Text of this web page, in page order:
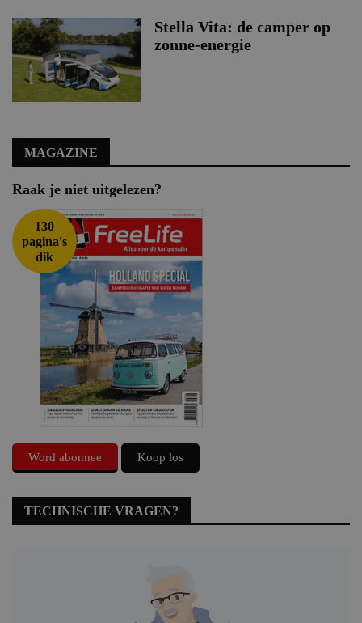
Stella Vita: de camper op
zonne-energie
MAGAZINE
Raak je niet uitgelezen?
130
pagina's
dik
Word abonnee Koop los
TECHNISCHE VRAGEN?